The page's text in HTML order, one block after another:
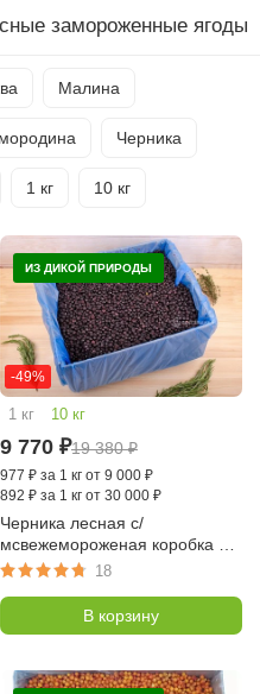
замороженные ягоды
Малина
Черника
1 кг 10 кг
ИЗ ДИКОЙ ПРИРОДЫ
-49%
1 кг 10 кг
9 770 ₽19 380₽
977 ₽ за 1 кг от 9 000 ₽
892 ₽ за 1 кг от 30 000 ₽
Черника лесная с/
мсвежемороженая коробка 10
кг (Карелия) 18
В корзину